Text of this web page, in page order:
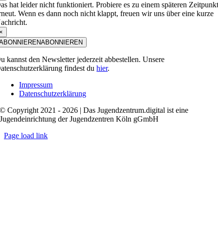
hat leider nicht funktioniert. Probiere es zu einem späteren
Wenn es dann noch nicht klappt, freuen wir uns über eine kurze
ABONNIEREN
kannst den Newsletter jederzeit abbestellen. Unsere
findest duhier.
Impressum
Datenschutzerklärung
© Copyright 2021 - 2026 | Das Jugendzentrum.digital ist eine
Jugendeinrichtung der Jugendzentren Köln gGmbH
Page load link